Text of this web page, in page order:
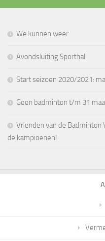
We kunnen weer
Avondsluiting Sporthal
Start seizoen 2020/2021:
Geen badminton t/m 31
Vrienden van de Badminton
de kampioenen!